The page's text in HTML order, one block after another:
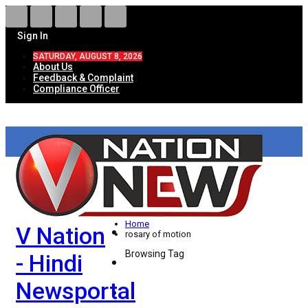
Sign In
SATURDAY, AUGUST 8, 2026
About Us
Feedback & Complaint
Compliance Officer
V Nation
- Hindi
Newsportal
HOME
ताज़ा खबरें
देश
विदेश
राज्य
Home
rosary of motion
Browsing Tag